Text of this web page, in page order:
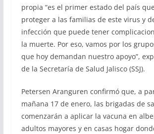
propia “es el primer estado del país
proteger a las familias de este virus y
infección que puede tener
la muerte. Por eso, vamos por los
que hoy demandan nuestro apoyo”,
de la Secretaría de Salud Jalisco (SSJ).
Petersen Aranguren confirmó que, a
mañana 17 de enero, las brigadas de
comenzarán a aplicar la vacuna en
adultos mayores y en casas hogar